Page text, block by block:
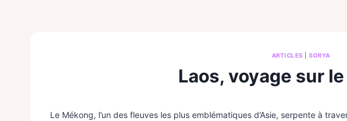
ARTICLES |SORYA
Laos, voyage sur
Le Mékong, l’un des fleuves les plus emblématiques d’Asie, serpente à